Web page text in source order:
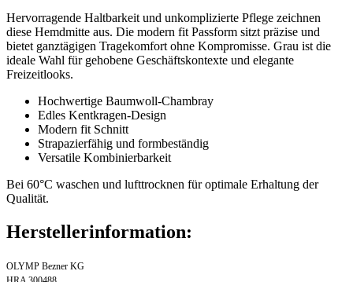
Hervorragende Haltbarkeit und unkomplizierte Pflege zeichnen
diese Hemdmitte aus. Die modern fit Passform sitzt präzise und
bietet ganztägigen Tragekomfort ohne Kompromisse. Grau ist die
ideale Wahl für gehobene Geschäftskontexte und elegante
Freizeitlooks.
Hochwertige Baumwoll-Chambray
Edles Kentkragen-Design
Modern fit Schnitt
Strapazierfähig und formbeständig
Versatile Kombinierbarkeit
Bei 60°C waschen und lufttrocknen für optimale Erhaltung der
Qualität.
Herstellerinformation:
OLYMP Bezner KG